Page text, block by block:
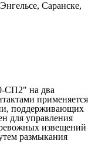
Саранске,
СП2" на два
применяется
поддерживающих
для управления
извещений
размыкания